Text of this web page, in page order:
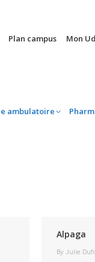
Plan campus Mon
ambulatoire
Alpaga
By Julie